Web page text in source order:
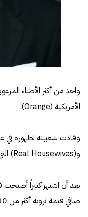
واحد من أكثر الأطباء
الأمريكية (Orange).
و(Real Housewives) التي تجري في مقاطعة Orange نفسها.
صافي قيمة ثروته أكثر من 30 مليون دولار.